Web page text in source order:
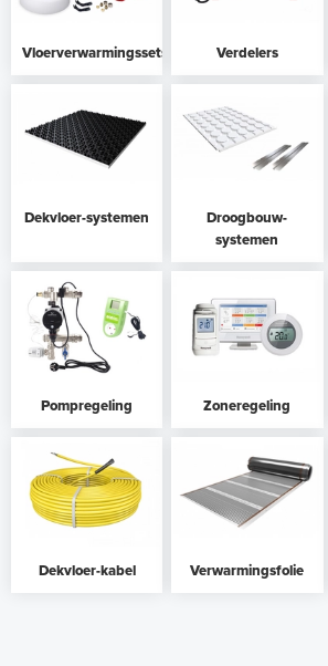
Vloerverwarmingssets Verdelers
Dekvloer-systemen
Droogbouw-
systemen
Pompregeling Zoneregeling
Dekvloer-kabel Verwarmingsfolie